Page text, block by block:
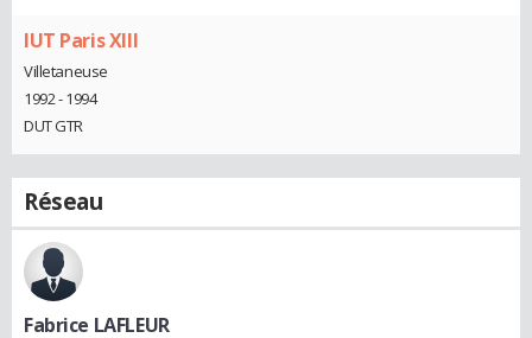
IUT Paris XIII
Villetaneuse
1992 - 1994
DUT GTR
Réseau
Fabrice LAFLEUR